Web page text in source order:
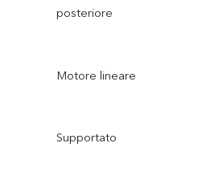
posteriore
Motore lineare
Supportato